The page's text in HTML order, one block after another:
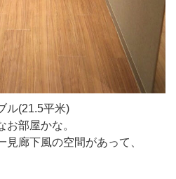
ル(21.5平米)
お部屋かな。
廊下風の空間があって、